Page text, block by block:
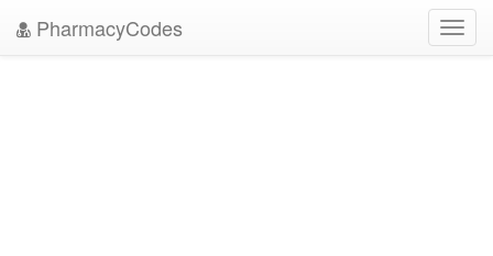
PharmacyCodes